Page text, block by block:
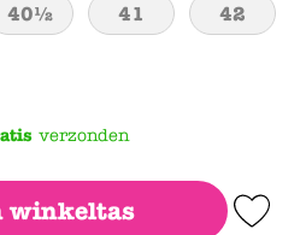
40½ 41 42
verzonden
winkeltas Add to